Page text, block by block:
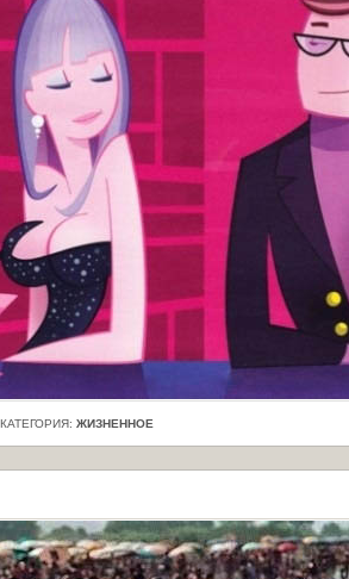
КАТЕГОРИЯ: ЖИЗНЕННОЕ